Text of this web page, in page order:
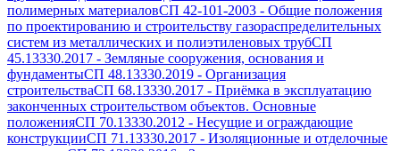
полимерных материаловСП 42-101-2003 - Общие положения
по проектированию и строительству газораспределительных
систем из металлических и полиэтиленовых трубСП
45.13330.2017 - Земляные сооружения, основания и
фундаментыСП 48.13330.2019 - Организация
строительстваСП 68.13330.2017 - Приёмка в эксплуатацию
законченных строительством объектов. Основные
положенияСП 70.13330.2012 - Несущие и ограждающие
конструкцииСП 71.13330.2017 - Изоляционные и отделочные